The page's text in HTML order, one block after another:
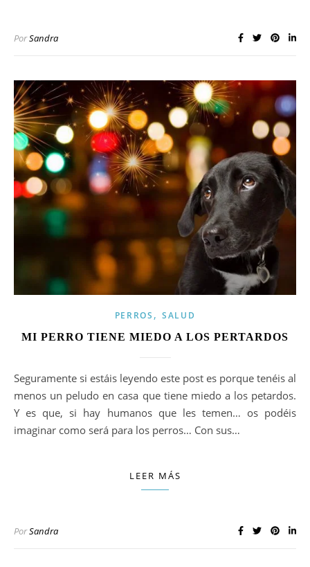
PorSandra
PERROS , SALUD
MI PERRO TIENE MIEDO A LOS PERTARDOS
Seguramente si estáis leyendo este post es porque tenéis al
menos un peludo en casa que tiene miedo a los petardos.
Y es que, si hay humanos que les temen… os podéis
imaginar como será para los perros… Con sus…
LEER MÁS
PorSandra